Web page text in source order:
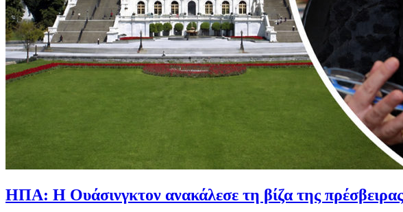
ΗΠΑ: Η Ουάσινγκτον ανακάλεσε τη βίζα της πρέσβειρας